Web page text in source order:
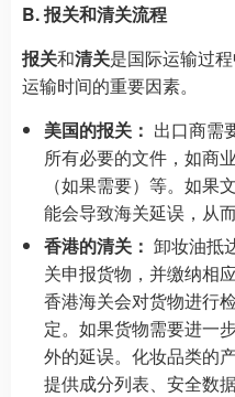
B. 报关和清关流程
报关和清关是国际运输过
运输时间的重要因素。
美国的报关： 出口商需
所有必要的文件，如商
（如果需要）等。如果
能会导致海关延误，从
香港的清关： 卸妆油抵
关申报货物，并缴纳相
香港海关会对货物进行
定。如果货物需要进一
外的延误。化妆品类的
提供成分列表、安全数